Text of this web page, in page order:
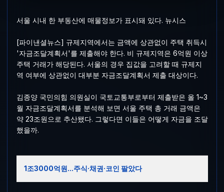
서울 시내 한 부동산에 매물정보가 표시돼 있다. 뉴시스
[파이낸셜뉴스] 규제지역에서는 금액에 상관없이 주택 취득시
'자금조달계획서'를 제출해야 한다. 비 규제지역은 6억원 이상
주택 거래가 해당된다. 서울의 경우 집값을 고려할 때 규제지
역 여부에 상관없이 대부분 자금조달계획서 제출 대상이다.
김종양 국민의힘 의원실이 국토교통부로부터 제출받은 올 1~3
월 자금조달계획서를 분석해 보면 서울 주택 총 거래 금액은
약 23조원으로 추산됐다. 그렇다면 이들은 어떻게 자금을 조달
했을까.
1조3000억원...주식·채권·코인 팔았다